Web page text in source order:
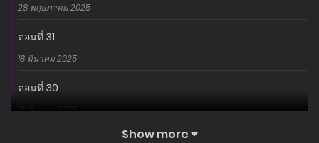
28 พฤษภาคม 2025
ตอนที่ 31
18 มีนาคม 2025
ตอนที่ 30
18 มีนาคม 2025
Show more